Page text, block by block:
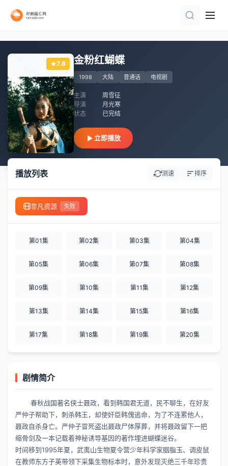
7.8 金粉红蝴蝶
1998 大陆 普通话 电视剧
主演
周雪征
导演
月光寒
状态
已完结
立即播放
播放列表 测速 排序
非凡资源 失败
第01集 第02集 第03集 第04集
第05集 第06集 第07集 第08集
第09集 第10集 第11集 第12集
第13集 第14集 第15集 第16集
第17集 第18集 第19集 第20集
剧情简介
春秋战国著名侠士聂政，看到韩国君无道，民不聊生，在好友
严仲子帮助下，刺杀韩王，却使奸臣韩傀逃命，为了不连累他人，
聂政自杀身亡。严仲子冒死盗出聂政尸体厚葬，并将聂政留下一把
缩骨剑及一本记载着神秘诱导基因的著作埋进蝴蝶迷谷。
时间移到1995年夏，武夷山生物夏令营少年科学家胭脂玉、调皮鼠
在教师东方子英带领下采集生物标本时，意外发现灭绝三千年珍贵
已完结 共6集
全8集
全集
全集
已完结 共12集
全集
第70集完结
全集
已完结 共11集
已完结